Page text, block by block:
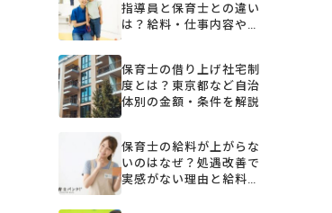
指導員と保育士との違い
は？給料・仕事内容や任
保育士の借り上げ社宅制
度とは？東京都など自治
体別の金額・条件を解説
保育士の給料が上がらな
いのはなぜ？処遇改善で
実感がない理由と給料を